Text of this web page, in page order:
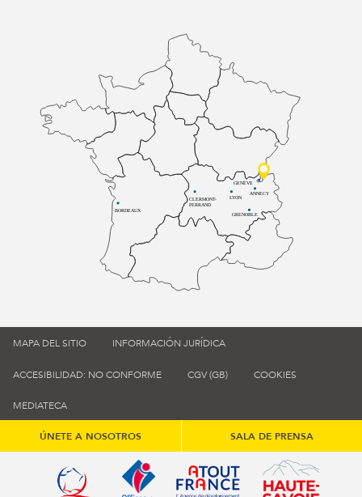
BORDEAUX
CLERMONT-
FERRAND
LYON
ANNECY
GRENOBLE
GENÈVE
MAPA DEL SITIO INFORMACIÓN JURÍDICA
ACCESIBILIDAD: NO CONFORME CGV (GB) COOKIES
MEDIATECA
ÚNETE A NOSOTROS SALA DE PRENSA
Qualité tourisme (s'ouvre dans une nouvelle fenêtre)
Office de tourisme de France (s'ouvre
Atout France (s'ouvre dans